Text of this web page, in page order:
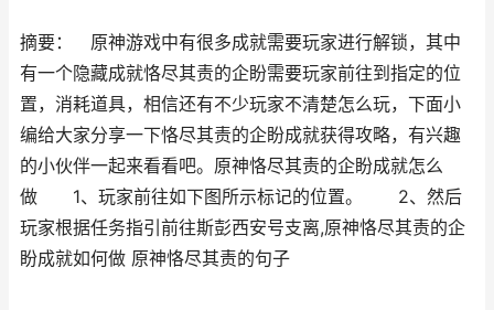
摘要： 原神游戏中有很多成就需要玩家进行解锁，其中
有一个隐藏成就恪尽其责的企盼需要玩家前往到指定的位
置，消耗道具，相信还有不少玩家不清楚怎么玩，下面小
编给大家分享一下恪尽其责的企盼成就获得攻略，有兴趣
的小伙伴一起来看看吧。原神恪尽其责的企盼成就怎么
做 1、玩家前往如下图所示标记的位置。 2、然后
玩家根据任务指引前往斯彭西安号支离,原神恪尽其责的企
盼成就如何做 原神恪尽其责的句子